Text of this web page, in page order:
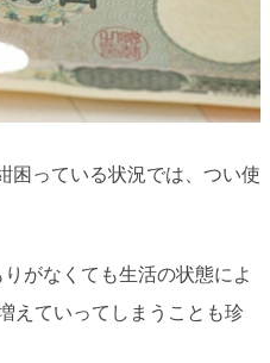
困っている状況では、つい使
がなくても生活の状態によ
えていってしまうことも珍